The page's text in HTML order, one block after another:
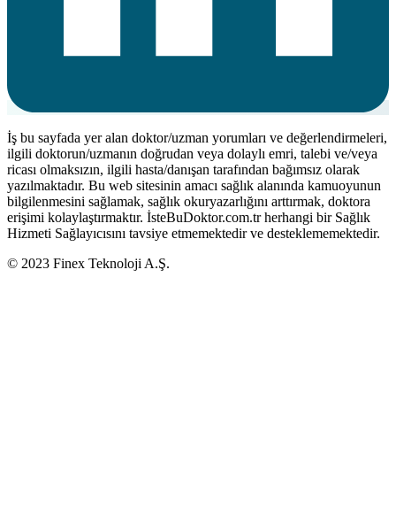
İş bu sayfada yer alan doktor/uzman yorumları ve değerlendirmeleri,
ilgili doktorun/uzmanın doğrudan veya dolaylı emri, talebi ve/veya
ricası olmaksızın, ilgili hasta/danışan tarafından bağımsız olarak
yazılmaktadır. Bu web sitesinin amacı sağlık alanında kamuoyunun
bilgilenmesini sağlamak, sağlık okuryazarlığını arttırmak, doktora
erişimi kolaylaştırmaktır. İsteBuDoktor.com.tr herhangi bir Sağlık
Hizmeti Sağlayıcısını tavsiye etmemektedir ve desteklememektedir.
© 2023 Finex Teknoloji A.Ş.